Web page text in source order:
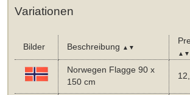
Variationen
Bilder Beschreibung ▲▼
▲▼
Norwegen Flagge 90 x
150 cm